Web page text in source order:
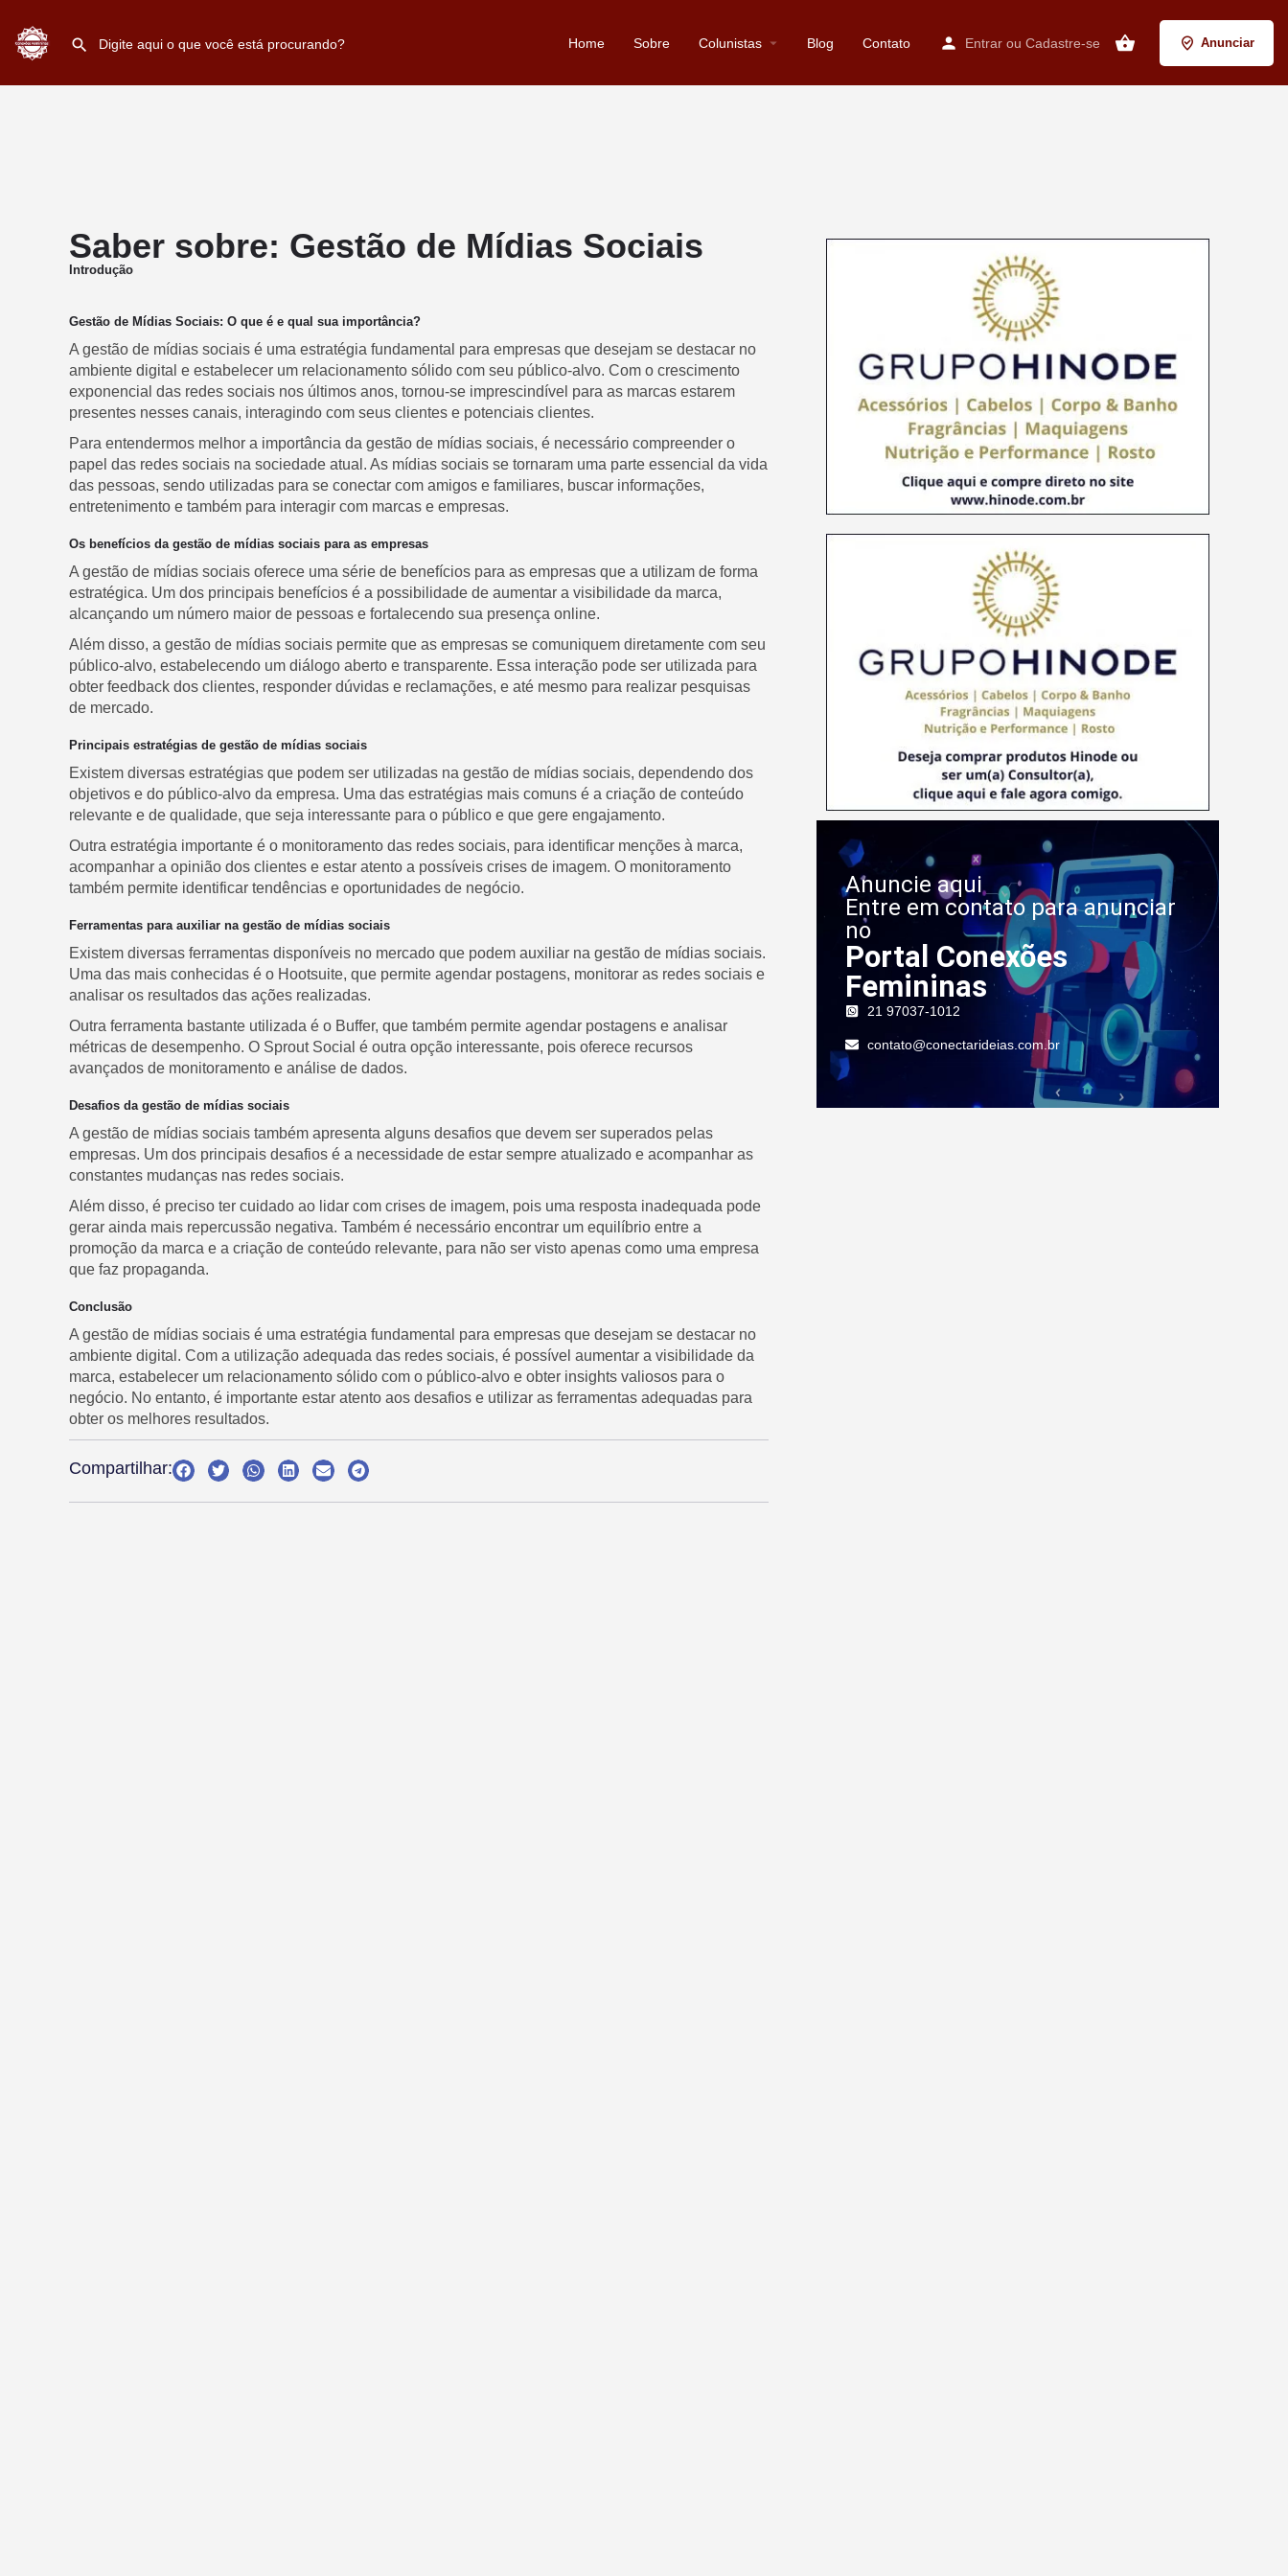
Home Sobre Colunistas Blog Contato Entrar ou Cadastre-se Anunciar
Saber sobre: Gestão de Mídias Sociais
Introdução
Gestão de Mídias Sociais: O que é e qual sua importância?
A gestão de mídias sociais é uma estratégia fundamental para empresas que desejam se destacar no
ambiente digital e estabelecer um relacionamento sólido com seu público-alvo. Com o crescimento
exponencial das redes sociais nos últimos anos, tornou-se imprescindível para as marcas estarem
presentes nesses canais, interagindo com seus clientes e potenciais clientes.
Para entendermos melhor a importância da gestão de mídias sociais, é necessário compreender o
papel das redes sociais na sociedade atual. As mídias sociais se tornaram uma parte essencial da vida
das pessoas, sendo utilizadas para se conectar com amigos e familiares, buscar informações,
entretenimento e também para interagir com marcas e empresas.
Os benefícios da gestão de mídias sociais para as empresas
A gestão de mídias sociais oferece uma série de benefícios para as empresas que a utilizam de forma
estratégica. Um dos principais benefícios é a possibilidade de aumentar a visibilidade da marca,
alcançando um número maior de pessoas e fortalecendo sua presença online.
Além disso, a gestão de mídias sociais permite que as empresas se comuniquem diretamente com seu
público-alvo, estabelecendo um diálogo aberto e transparente. Essa interação pode ser utilizada para
obter feedback dos clientes, responder dúvidas e reclamações, e até mesmo para realizar pesquisas
de mercado.
Principais estratégias de gestão de mídias sociais
Existem diversas estratégias que podem ser utilizadas na gestão de mídias sociais, dependendo dos
objetivos e do público-alvo da empresa. Uma das estratégias mais comuns é a criação de conteúdo
relevante e de qualidade, que seja interessante para o público e que gere engajamento.
Outra estratégia importante é o monitoramento das redes sociais, para identificar menções à marca,
acompanhar a opinião dos clientes e estar atento a possíveis crises de imagem. O monitoramento
também permite identificar tendências e oportunidades de negócio.
Ferramentas para auxiliar na gestão de mídias sociais
Existem diversas ferramentas disponíveis no mercado que podem auxiliar na gestão de mídias sociais.
Uma das mais conhecidas é o Hootsuite, que permite agendar postagens, monitorar as redes sociais e
analisar os resultados das ações realizadas.
Outra ferramenta bastante utilizada é o Buffer, que também permite agendar postagens e analisar
métricas de desempenho. O Sprout Social é outra opção interessante, pois oferece recursos
avançados de monitoramento e análise de dados.
Desafios da gestão de mídias sociais
A gestão de mídias sociais também apresenta alguns desafios que devem ser superados pelas
empresas. Um dos principais desafios é a necessidade de estar sempre atualizado e acompanhar as
constantes mudanças nas redes sociais.
Além disso, é preciso ter cuidado ao lidar com crises de imagem, pois uma resposta inadequada pode
gerar ainda mais repercussão negativa. Também é necessário encontrar um equilíbrio entre a
promoção da marca e a criação de conteúdo relevante, para não ser visto apenas como uma empresa
que faz propaganda.
Conclusão
A gestão de mídias sociais é uma estratégia fundamental para empresas que desejam se destacar no
ambiente digital. Com a utilização adequada das redes sociais, é possível aumentar a visibilidade da
marca, estabelecer um relacionamento sólido com o público-alvo e obter insights valiosos para o
negócio. No entanto, é importante estar atento aos desafios e utilizar as ferramentas adequadas para
obter os melhores resultados.
Compartilhar:
Anuncie aqui
Entre em contato para anunciar
no
Portal Conexões
Femininas
21 97037-1012
contato@conectarideias.com.br